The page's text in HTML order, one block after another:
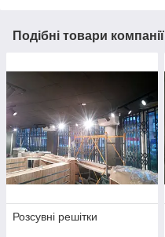
Подібні товари компанії
Розсувні решітки